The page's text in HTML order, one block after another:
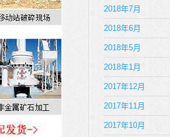
2018年7月
2018年6月
2018年5月
2018年1月
2017年12月
2017年11月
2017年10月